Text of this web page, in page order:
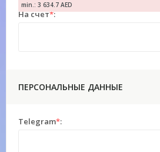
min.: 3 634.7 AED
На счет*:
ПЕРСОНАЛЬНЫЕ ДАННЫЕ
Telegram*: